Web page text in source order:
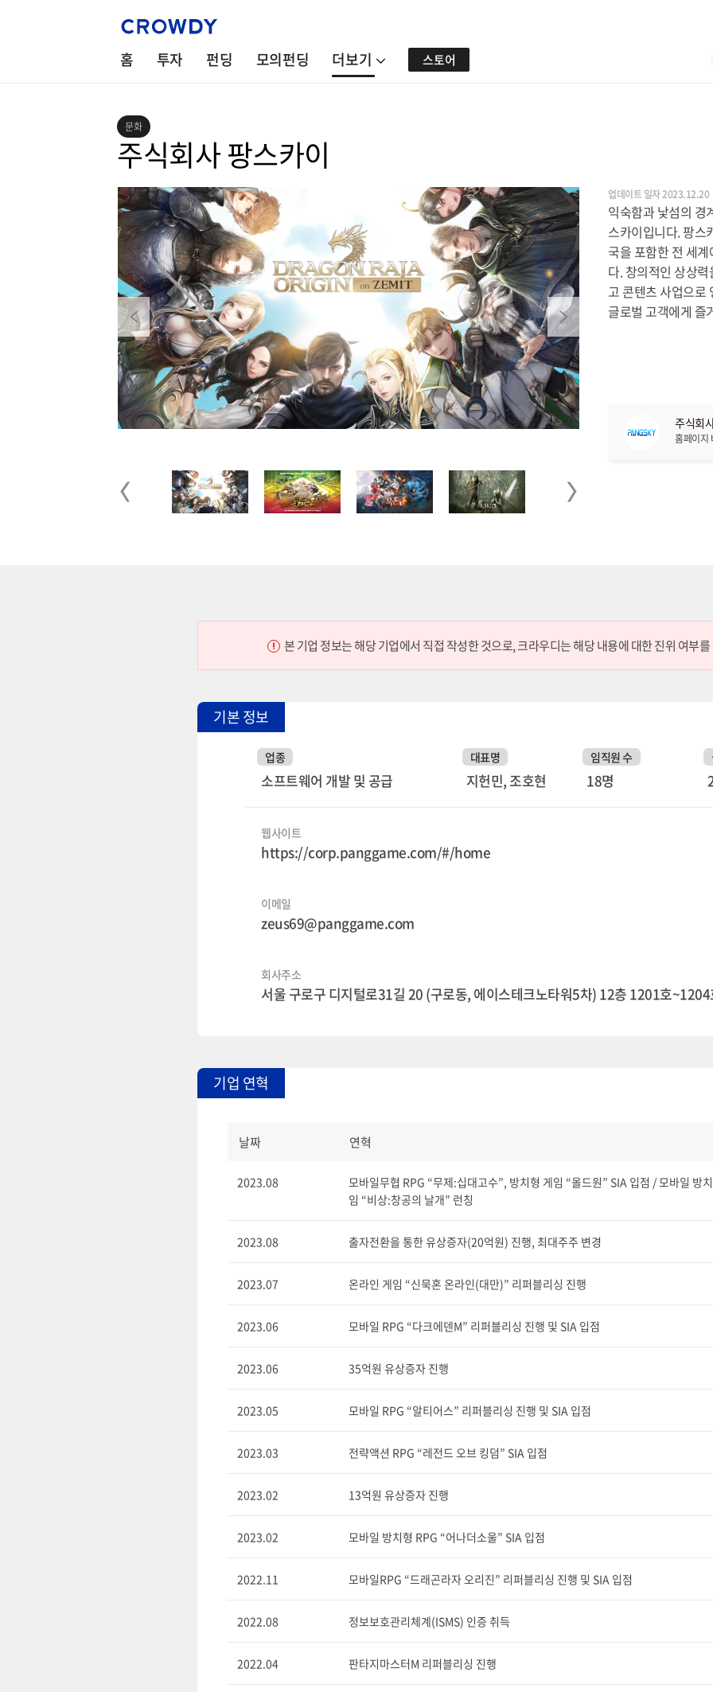
홈 투자 펀딩 모의펀딩 더보기 스토어
문화
주식회사 팡스카이
Previous Next
Previous Next
업데이트 일자 2023.12.20
익숙함과 낯섬의 경
스카이입니다. 팡스
국을 포함한 전 세
다. 창의적인 상상
고 콘텐츠 사업으로
글로벌 고객에게 즐
주식회
홈페이지
본 기업 정보는 해당 기업에서 직접 작성한 것으로,크라우디는 해당 내용에 대한 진위 여부
기본 정보
업종
소프트웨어 개발 및 공급
대표명
지헌민, 조호현
임직원 수
18명
웹사이트
https://corp.panggame.com/#/home
이메일
zeus69@panggame.com
회사주소
서울 구로구 디지털로31길 20 (구로동, 에이스테크노타워5차) 12층 1201호
기업 연혁
날짜 연혁
2023.08
모바일무협 RPG “무제:십대고수”, 방치형 게임 “올드원” SIA 입점 / 모바일 방
임 “비상:창공의 날개” 런칭
2023.08 출자전환을 통한 유상증자(20억원) 진행, 최대주주 변경
2023.07 온라인 게임 “신묵혼 온라인(대만)” 리퍼블리싱 진행
2023.06 모바일 RPG “다크에덴M” 리퍼블리싱 진행 및 SIA 입점
2023.06 35억원 유상증자 진행
2023.05 모바일 RPG “알티어스” 리퍼블리싱 진행 및 SIA 입점
2023.03 전략액션 RPG “레전드 오브 킹덤” SIA 입점
2023.02 13억원 유상증자 진행
2023.02 모바일 방치형 RPG “어나더소울” SIA 입점
2022.11 모바일RPG “드래곤라자 오리진” 리퍼블리싱 진행 및 SIA 입점
2022.08 정보보호관리체계(ISMS) 인증 취득
2022.04 판타지마스터M 리퍼블리싱 진행